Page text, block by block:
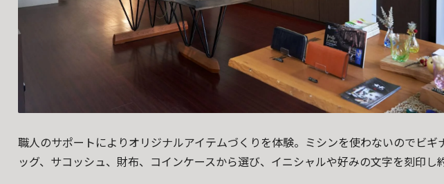
職人のサポートによりオリジナルアイテムづくりを体験。ミシンを使わないのでビギ
ッグ、サコッシュ、財布、コインケースから選び、イニシャルや好みの文字を刻印し